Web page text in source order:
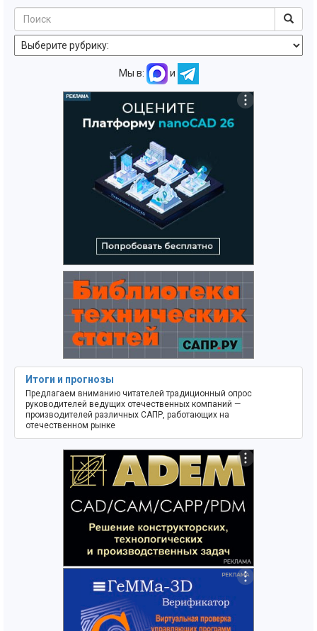
Мы в: и
Итоги и прогнозы
Предлагаем вниманию читателей традиционный опрос
руководителей ведущих отечественных компаний —
производителей различных САПР, работающих на
отечественном рынке